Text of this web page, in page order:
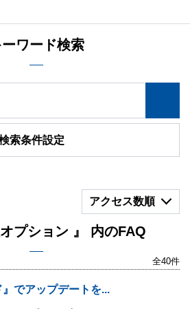
ーワード検索
索条件設定
アクセス数順
オプション 』 内のFAQ
全40件
』でアップデートを...